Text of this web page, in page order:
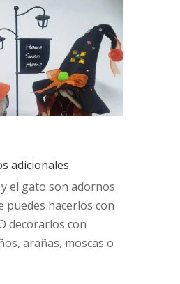
adicionales
y el gato son adornos
puedes hacerlos con
decorarlos con
arañas, moscas o